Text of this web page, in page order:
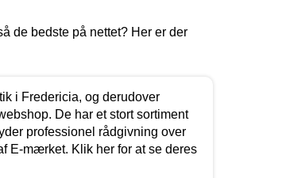
de bedste på nettet? Her er der
i Fredericia, og derudover
De har et stort sortiment
professionel rådgivning over
E-mærket. Klik her for at se deres